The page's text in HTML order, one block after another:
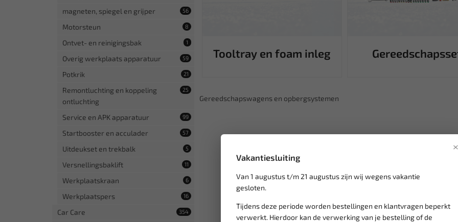
×
Vakantiesluiting
Van 1 augustus t/m 21 augustus zijn wij wegens vakantie
gesloten.
Tijdens deze periode worden bestellingen en klantvragen beperkt
verwerkt. Hierdoor kan de verwerking van je bestelling of de
magneten, spiegel en grijper 56
Motorsteun 8
Ontvet- en reinigingsbak 1
Overig werkplaats apparatuur 59
Potkrik 21
Remontluchting en koppeling
ontluchting
25
Service en APK apparatuur 99
Startbooster en acculader 57
Uitdeukset en trekbalk 5
Versnellingsbaklift 11
Werkplaatskraan 6
Werkplaatspers 16
Car Care 354
Tooltray en foam inleg
Gereedschapswagens en opbergsystemen